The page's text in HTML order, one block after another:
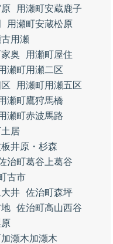
用瀬町安蔵鹿子
用瀬町安蔵松原
用瀬
奥
用瀬町屋住
瀬町用瀬二区
用瀬町用瀬五区
瀬町鷹狩馬橋
瀬町赤波馬路
居
井原・杉森
治町葛谷上葛谷
古市
井 佐治町森坪
佐治町高山西谷
瀬木加瀬木